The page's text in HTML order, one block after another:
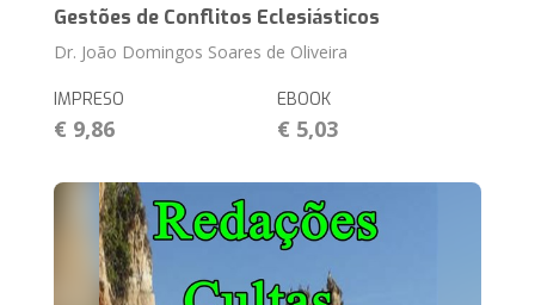
Gestões de Conflitos Eclesiásticos
Dr. João Domingos Soares de Oliveira
IMPRESO
€ 9,86
EBOOK
€ 5,03